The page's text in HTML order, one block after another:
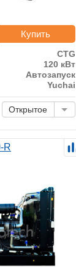
Купить
CTG
120 кВт
Автозапуск
Yuchai
Открытое
R